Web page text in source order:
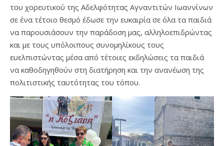
του χορευτικού της Αδελφότητας Αγναντιτών Ιωαννίνων
σε ένα τέτοιο θεσμό έδωσε την ευκαιρία σε όλα τα παιδιά
να παρουσιάσουν την παράδοση μας, αλληλοεπιδρώντας
και με τους υπόλοιπους συνομηλίκους τους
ευελπιστώντας μέσα από τέτοιες εκδηλώσεις τα παιδιά
να καθοδηγηθούν στη διατήρηση και την ανανέωση της
πολιτιστικής ταυτότητας του τόπου.